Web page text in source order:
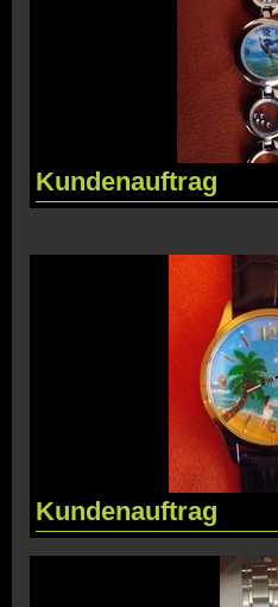
Kundenauftrag
Kundenauftrag